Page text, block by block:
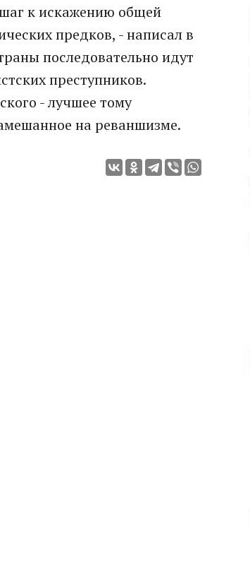
к искажению общей
предков, - написал в
последовательно идут
преступников.
- лучшее тому
на реваншизме.